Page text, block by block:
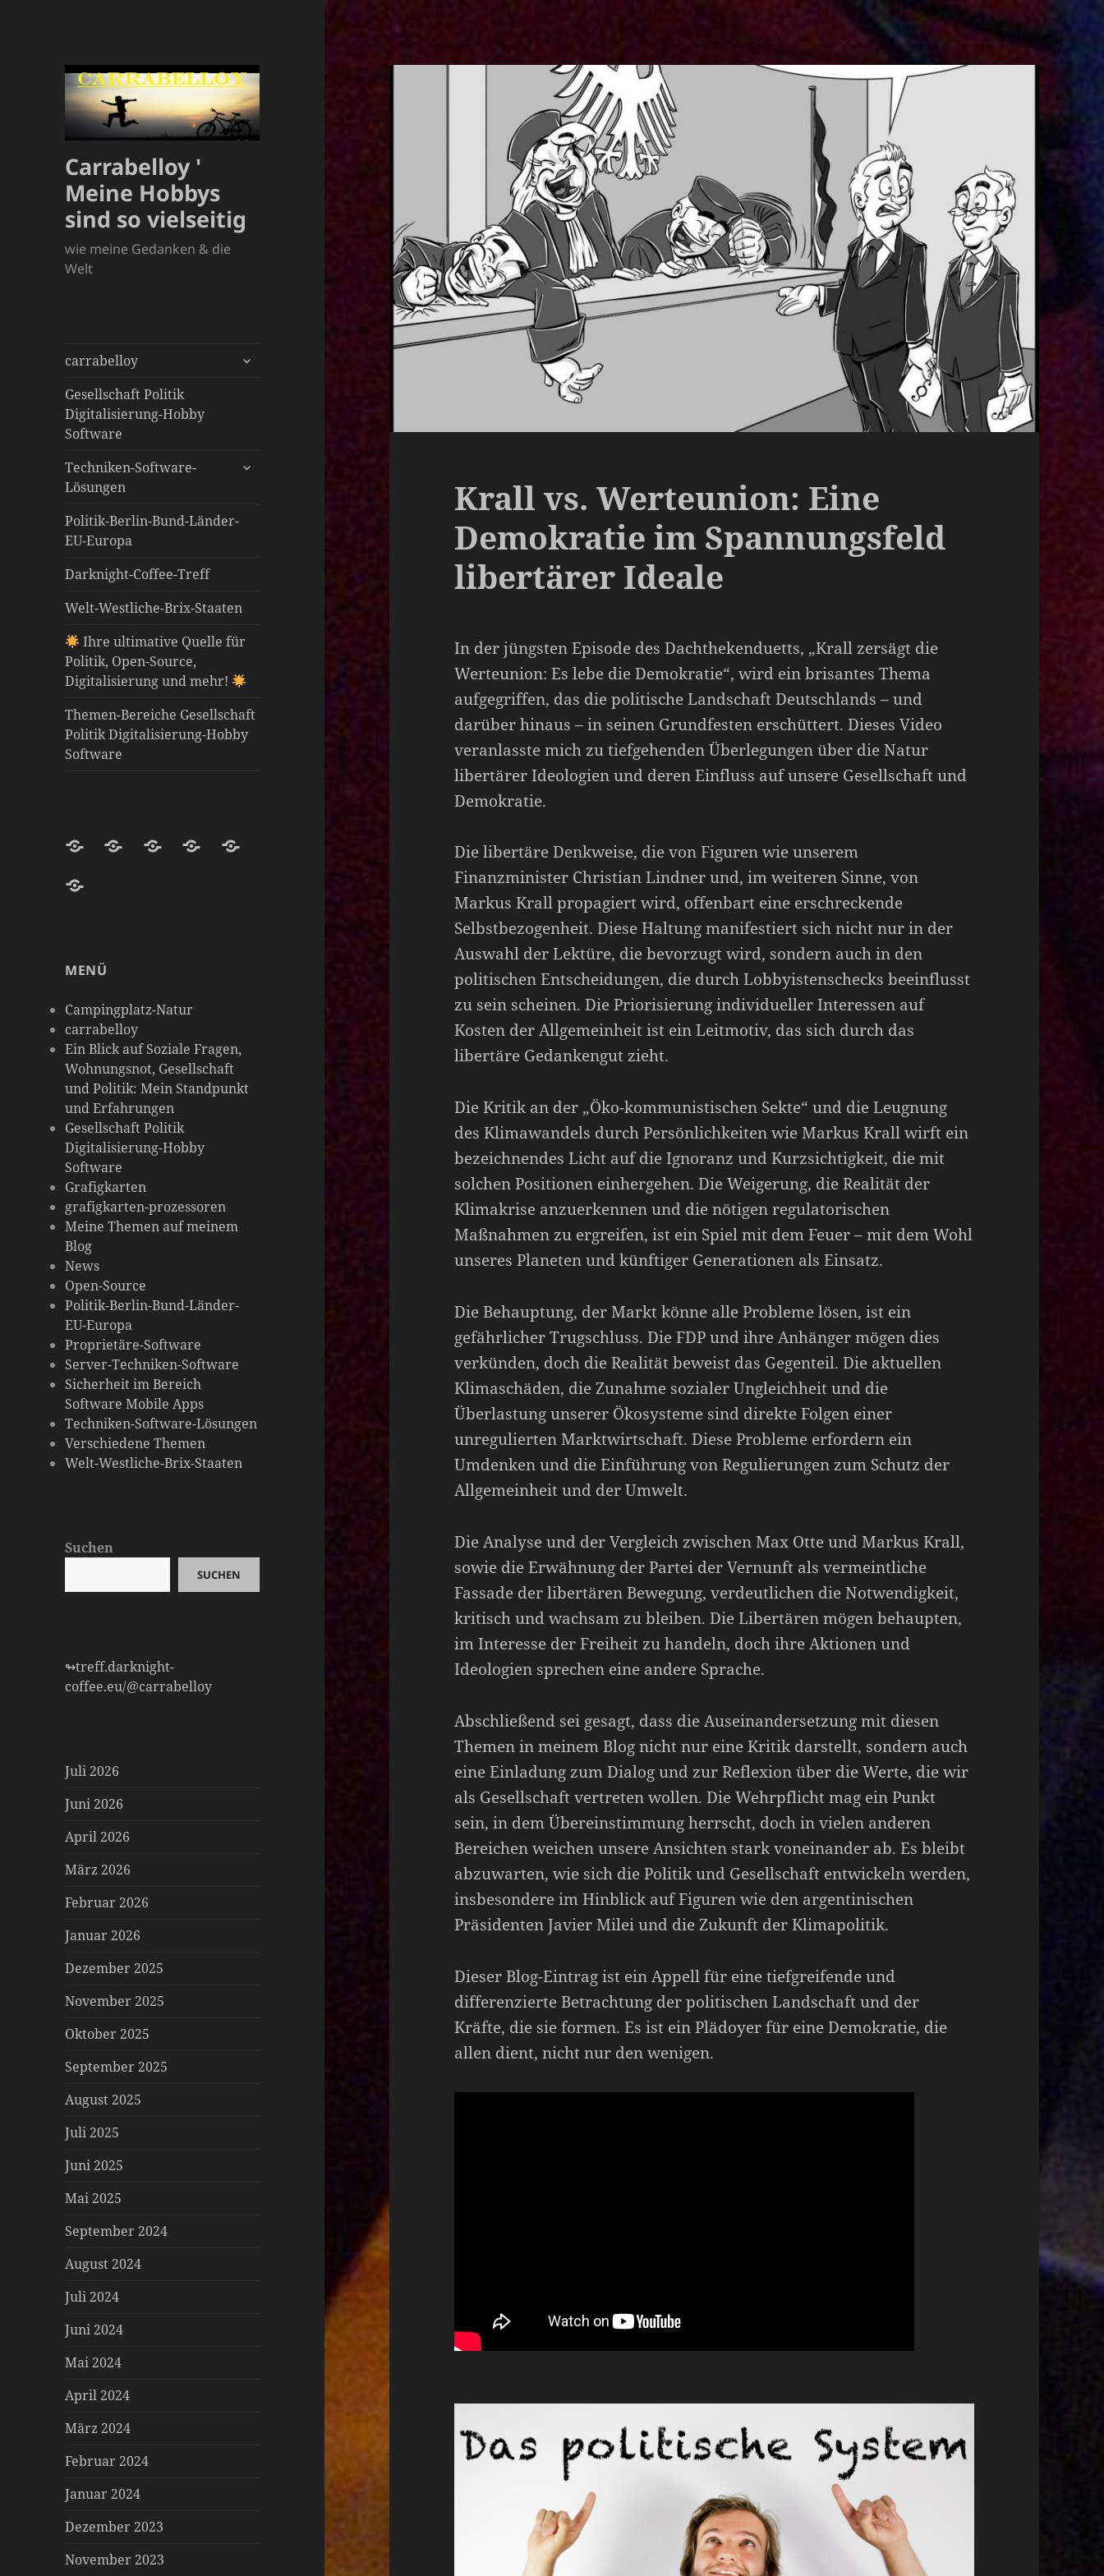
Carrabelloy '
Meine Hobbys
sind so vielseitig
wie meine Gedanken & die
Welt
carrabelloy
untermenü
Gesellschaft Politik
Digitalisierung-Hobby
Software
Techniken-Software-
Lösungen
untermenü
Politik-Berlin-Bund-Länder-
EU-Europa
Darknight-Coffee-Treff
Welt-Westliche-Brix-Staaten
Ihre ultimative Quelle für
Politik, Open-Source,
Digitalisierung und mehr!
Themen-Bereiche Gesellschaft
Politik Digitalisierung-Hobby
Software
Darknight-
Netzwerk-
Willkommen
Plattform
DarknightDarknight-Carrabelloy
meine
Gedanken
matrix-
MENÜ
Campingplatz-Natur
carrabelloy
Ein Blick auf Soziale Fragen,
Wohnungsnot, Gesellschaft
und Politik: Mein Standpunkt
und Erfahrungen
Gesellschaft Politik
Digitalisierung-Hobby
Software
Grafigkarten
grafigkarten-prozessoren
Meine Themen auf meinem
Blog
News
Open-Source
Politik-Berlin-Bund-Länder-
EU-Europa
Proprietäre-Software
Server-Techniken-Software
Sicherheit im Bereich
Software Mobile Apps
Techniken-Software-Lösungen
Verschiedene Themen
Welt-Westliche-Brix-Staaten
Suchen
SUCHEN
↬treff.darknight-
coffee.eu/@carrabelloy
Juli 2026
Juni 2026
April 2026
März 2026
Februar 2026
Januar 2026
Dezember 2025
November 2025
Oktober 2025
September 2025
August 2025
Juli 2025
Juni 2025
Mai 2025
September 2024
August 2024
Juli 2024
Juni 2024
Mai 2024
April 2024
März 2024
Februar 2024
Januar 2024
Dezember 2023
November 2023
Krall vs. Werteunion: Eine
Demokratie im Spannungsfeld
libertärer Ideale
In der jüngsten Episode des Dachthekenduetts, „Krall zersägt die
Werteunion: Es lebe die Demokratie“, wird ein brisantes Thema
aufgegriffen, das die politische Landschaft Deutschlands – und
darüber hinaus – in seinen Grundfesten erschüttert. Dieses Video
veranlasste mich zu tiefgehenden Überlegungen über die Natur
libertärer Ideologien und deren Einfluss auf unsere Gesellschaft und
Demokratie.
Die libertäre Denkweise, die von Figuren wie unserem
Finanzminister Christian Lindner und, im weiteren Sinne, von
Markus Krall propagiert wird, offenbart eine erschreckende
Selbstbezogenheit. Diese Haltung manifestiert sich nicht nur in der
Auswahl der Lektüre, die bevorzugt wird, sondern auch in den
politischen Entscheidungen, die durch Lobbyistenschecks beeinflusst
zu sein scheinen. Die Priorisierung individueller Interessen auf
Kosten der Allgemeinheit ist ein Leitmotiv, das sich durch das
libertäre Gedankengut zieht.
Die Kritik an der „Öko-kommunistischen Sekte“ und die Leugnung
des Klimawandels durch Persönlichkeiten wie Markus Krall wirft ein
bezeichnendes Licht auf die Ignoranz und Kurzsichtigkeit, die mit
solchen Positionen einhergehen. Die Weigerung, die Realität der
Klimakrise anzuerkennen und die nötigen regulatorischen
Maßnahmen zu ergreifen, ist ein Spiel mit dem Feuer – mit dem Wohl
unseres Planeten und künftiger Generationen als Einsatz.
Die Behauptung, der Markt könne alle Probleme lösen, ist ein
gefährlicher Trugschluss. Die FDP und ihre Anhänger mögen dies
verkünden, doch die Realität beweist das Gegenteil. Die aktuellen
Klimaschäden, die Zunahme sozialer Ungleichheit und die
Überlastung unserer Ökosysteme sind direkte Folgen einer
unregulierten Marktwirtschaft. Diese Probleme erfordern ein
Umdenken und die Einführung von Regulierungen zum Schutz der
Allgemeinheit und der Umwelt.
Die Analyse und der Vergleich zwischen Max Otte und Markus Krall,
sowie die Erwähnung der Partei der Vernunft als vermeintliche
Fassade der libertären Bewegung, verdeutlichen die Notwendigkeit,
kritisch und wachsam zu bleiben. Die Libertären mögen behaupten,
im Interesse der Freiheit zu handeln, doch ihre Aktionen und
Ideologien sprechen eine andere Sprache.
Abschließend sei gesagt, dass die Auseinandersetzung mit diesen
Themen in meinem Blog nicht nur eine Kritik darstellt, sondern auch
eine Einladung zum Dialog und zur Reflexion über die Werte, die wir
als Gesellschaft vertreten wollen. Die Wehrpflicht mag ein Punkt
sein, in dem Übereinstimmung herrscht, doch in vielen anderen
Bereichen weichen unsere Ansichten stark voneinander ab. Es bleibt
abzuwarten, wie sich die Politik und Gesellschaft entwickeln werden,
insbesondere im Hinblick auf Figuren wie den argentinischen
Präsidenten Javier Milei und die Zukunft der Klimapolitik.
Dieser Blog-Eintrag ist ein Appell für eine tiefgreifende und
differenzierte Betrachtung der politischen Landschaft und der
Kräfte, die sie formen. Es ist ein Plädoyer für eine Demokratie, die
allen dient, nicht nur den wenigen.